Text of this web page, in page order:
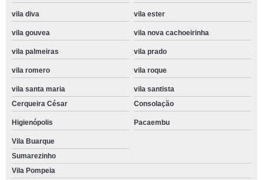
vila diva vila ester
vila gouvea vila nova cachoeirinha
vila palmeiras vila prado
vila romero vila roque
vila santa maria
vila santista
Cerqueira César
Consolação
Higienópolis Pacaembu
Vila Buarque
Sumarezinho
Vila Pompeia